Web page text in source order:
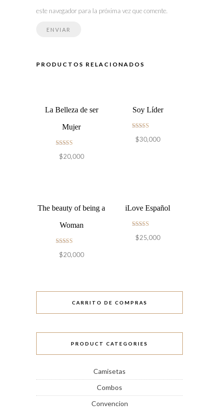
este navegador para la próxima vez que comente.
PRODUCTOS RELACIONADOS
La Belleza de ser
Mujer
5.00
$20,000
Soy Líder
5.00
$30,000
The beauty of being a
Woman
5.00
$20,000
iLove Español
5.00
$25,000
CARRITO DE COMPRAS
PRODUCT CATEGORIES
Camisetas
Combos
Convencion